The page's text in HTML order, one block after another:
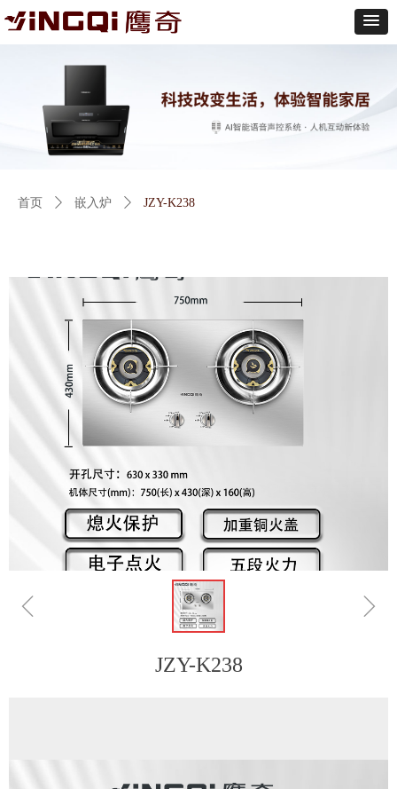
首页 ꄲ 嵌入炉 ꄲ JZY-K238
ꁆ ꁇ
JZY-K238